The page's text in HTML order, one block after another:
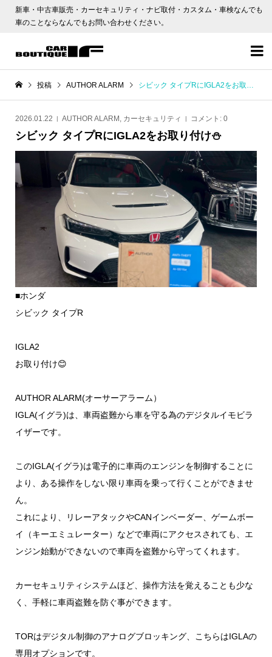
新車・中古車販売・カーセキュリティ・ナビ取付・カスタム・車検なんでも
車のことならなんでもお問い合わせください。

投稿 AUTHOR ALARM シビック タイプRにIGLA2をお取り付け⛄
2026.01.22 AUTHOR ALARM , カーセキュリティ コメント: 0
シビック タイプRにIGLA2をお取り付け⛄
■ホンダ
シビック タイプR
IGLA2
お取り付け😊
AUTHOR ALARM(オーサーアラーム）
IGLA(イグラ)は、車両盗難から車を守る為のデジタルイモビラ
イザーです。
このIGLA(イグラ)は電子的に車両のエンジンを制御することに
より、ある操作をしない限り車両を乗って行くことができませ
ん。
これにより、リレーアタックやCANインベーダー、ゲームボー
イ（キーエミュレーター）などで車両にアクセスされても、エ
ンジン始動ができないので車両を盗難から守ってくれます。
カーセキュリティシステムほど、操作方法を覚えることも少な
く、手軽に車両盗難を防ぐ事ができます。
TORはデジタル制御のアナログブロッキング、こちらはIGLAの
専用オプションです。